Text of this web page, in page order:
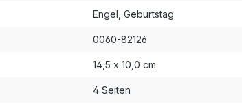
Engel , Geburtstag
0060-82126
14,5 x 10,0 cm
4 Seiten